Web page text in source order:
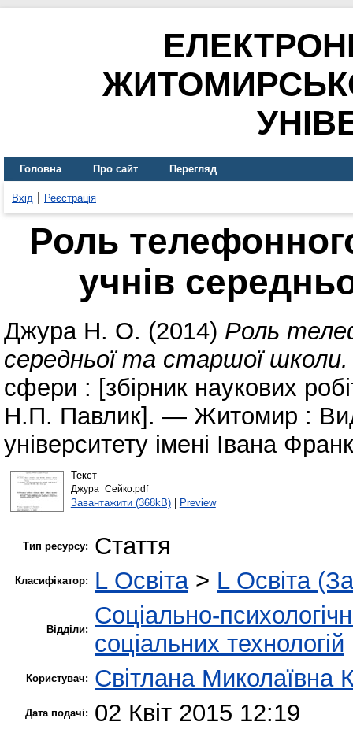
Головна Про сайт Перегляд
Вхід Реєстрація
Роль
учнів
Джура Н. О. (2014) Роль
середньої та старшої школи.
сфери : [збірник наукових
Н.П. Павлик]. — Житомир :
університету імені Івана
Текст
Джура_Сейко.pdf
Завантажити (368kB)| Preview
Тип ресурсу: Стаття
Класифікатор: L Освіта> L Освіта
Відділи:
Соціально-
соціальних технологій
Користувач: Світлана Миколаївна
Дата подачі: 02 Квіт 2015 12:19